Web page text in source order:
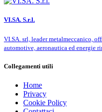
VI.SA. S.r.l.
VI.SA. srl, leader metalmeccanico,
automotive, aeronautica ed energie
Collegamenti utili
Home
Privacy
Cookie Policy